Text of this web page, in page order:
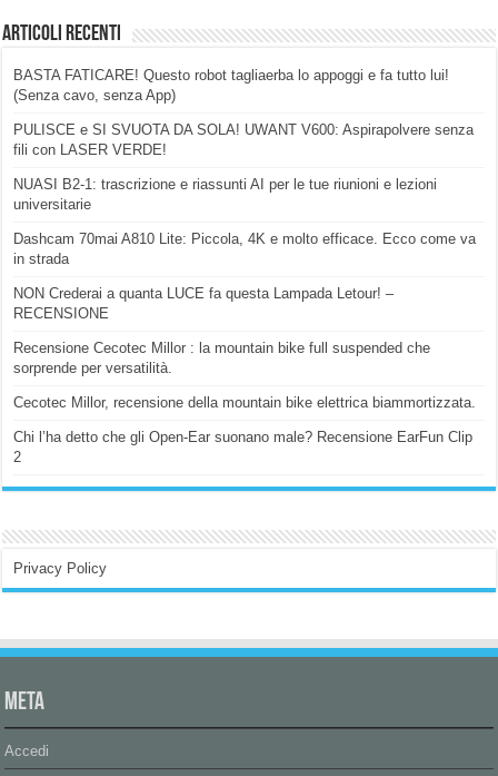
Articoli Recenti
BASTA FATICARE! Questo robot tagliaerba lo appoggi e fa tutto lui!
(Senza cavo, senza App)
PULISCE e SI SVUOTA DA SOLA! UWANT V600: Aspirapolvere senza
fili con LASER VERDE!
NUASI B2-1: trascrizione e riassunti AI per le tue riunioni e lezioni
universitarie
Dashcam 70mai A810 Lite: Piccola, 4K e molto efficace. Ecco come va
in strada
NON Crederai a quanta LUCE fa questa Lampada Letour! –
RECENSIONE
Recensione Cecotec Millor : la mountain bike full suspended che
sorprende per versatilità.
Cecotec Millor, recensione della mountain bike elettrica biammortizzata.
Chi l’ha detto che gli Open-Ear suonano male? Recensione EarFun Clip
2
Privacy Policy
Meta
Accedi